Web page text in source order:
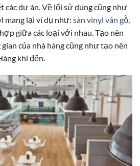
các dự án. Về lối sử dụng cũng như
mang lại ví dụ như: sàn vinyl vân gỗ,
giữa các loại với nhau. Tạo nên
của nhà hàng cũng như tạo nên
khi đến.